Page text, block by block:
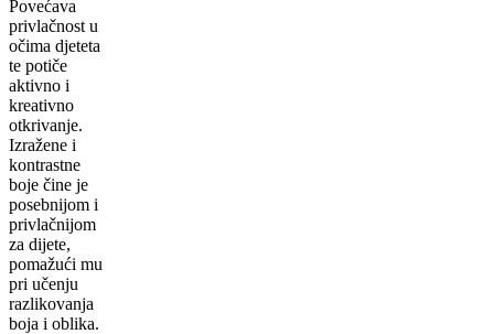
Povećava
privlačnost u
očima djeteta
te potiče
aktivno i
kreativno
otkrivanje.
Izražene i
kontrastne
boje čine je
posebnijom i
privlačnijom
za dijete,
pomažući mu
pri učenju
razlikovanja
boja i oblika.